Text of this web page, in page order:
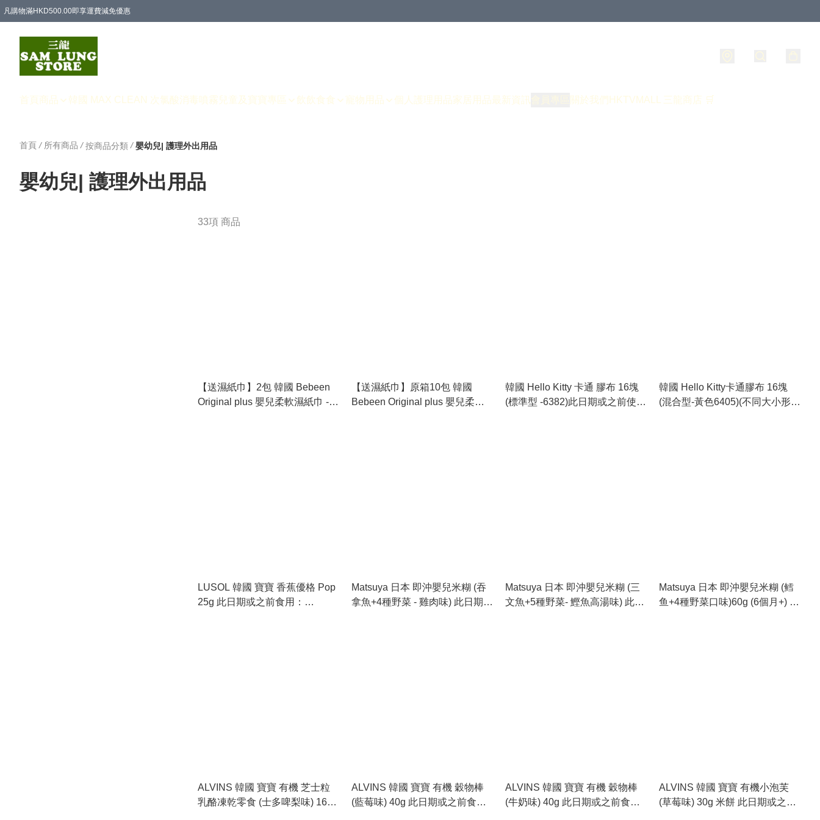
凡購物滿HKD500.00即享運費減免優惠
首頁 商品 韓國 MAX CLEAN 次氯酸消毒噴霧 兒童及寶寶專區 飲飲食食 寵物用品 個人護理用品家居用品 最新資訊 關於我們 HKTVMALL 三龍商店 🛒
首頁 / 所有商品 / 按商品分類 / 嬰幼兒| 護理外出用品
嬰幼兒| 護理外出用品
33項 商品
【送濕紙巾】2包 韓國 Bebeen
Original plus 嬰兒柔軟濕紙巾 -黑
【送濕紙巾】原箱10包 韓國
Bebeen Original plus 嬰兒柔軟
韓國 Hello Kitty 卡通 膠布 16塊
(標準型 -6382)此日期或之前使
韓國 Hello Kitty卡通膠布 16塊
(混合型-黃色6405)(不同大小形
LUSOL 韓國 寶寶 香蕉優格 Pop
25g 此日期或之前食用：
Matsuya 日本 即沖嬰兒米糊 (吞
拿魚+4種野菜 - 雞肉味) 此日期或
Matsuya 日本 即沖嬰兒米糊 (三
文魚+5種野菜- 鰹魚高湯味) 此日
Matsuya 日本 即沖嬰兒米糊 (鳕
鱼+4種野菜口味)60g (6個月+) 此
ALVINS 韓國 寶寶 有機 芝士粒
乳酪凍乾零食 (士多啤梨味) 16g
ALVINS 韓國 寶寶 有機 穀物棒
(藍莓味) 40g 此日期或之前食
ALVINS 韓國 寶寶 有機 穀物棒
(牛奶味) 40g 此日期或之前食
ALVINS 韓國 寶寶 有機小泡芙
(草莓味) 30g 米餅 此日期或之前